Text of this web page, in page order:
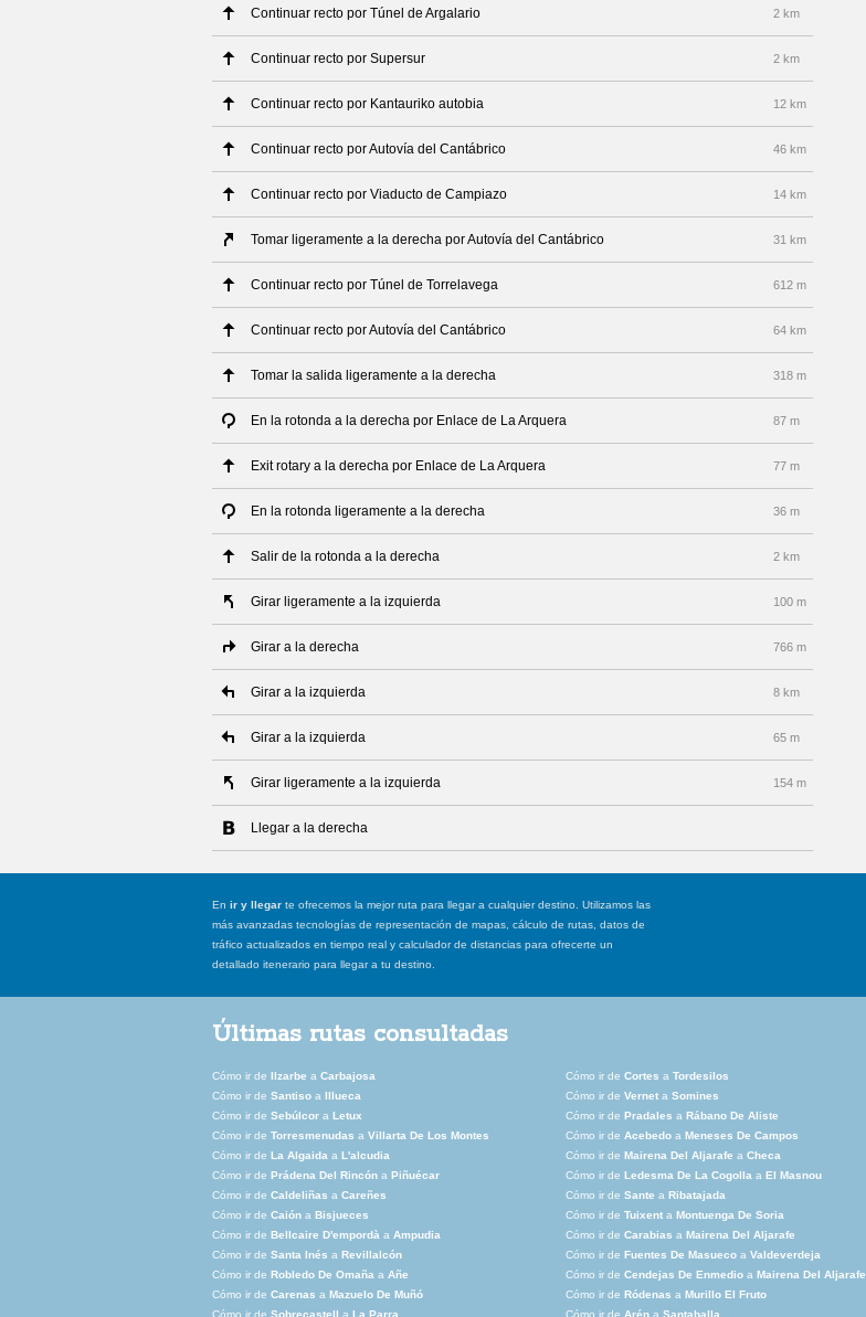
Continuar recto por Túnel de Argalario 2 km
Continuar recto por Supersur 2 km
Continuar recto por Kantauriko autobia 12 km
Continuar recto por Autovía del Cantábrico 46 km
Continuar recto por Viaducto de Campiazo 14 km
Tomar ligeramente a la derecha por Autovía del Cantábrico 31 km
Continuar recto por Túnel de Torrelavega 612 m
Continuar recto por Autovía del Cantábrico 64 km
Tomar la salida ligeramente a la derecha 318 m
En la rotonda a la derecha por Enlace de La Arquera 87 m
Exit rotary a la derecha por Enlace de La Arquera 77 m
En la rotonda ligeramente a la derecha 36 m
Salir de la rotonda a la derecha 2 km
Girar ligeramente a la izquierda 100 m
Girar a la derecha 766 m
Girar a la izquierda 8 km
Girar a la izquierda 65 m
Girar ligeramente a la izquierda 154 m
Llegar a la derecha
En ir y llegar te ofrecemos la mejor ruta para llegar a cualquier destino. Utilizamos las
más avanzadas tecnologías de representación de mapas, cálculo de rutas, datos de
tráfico actualizados en tiempo real y calculador de distancias para ofrecerte un
detallado itenerario para llegar a tu destino.
Últimas rutas consultadas
Cómo ir de Ilzarbe a Carbajosa Cómo ir de Cortes a Tordesilos
Cómo ir de Santiso a Illueca Cómo ir de Vernet a Somines
Cómo ir de Sebúlcor a Letux Cómo ir de Pradales a Rábano De Aliste
Cómo ir de Torresmenudas a Villarta De Los Montes Cómo ir de Acebedo a Meneses De Campos
Cómo ir de La Algaida a L'alcudia Cómo ir de Mairena Del Aljarafe a Checa
Cómo ir de Prádena Del Rincón a Piñuécar Cómo ir de Ledesma De La Cogolla a El Masnou
Cómo ir de Caldeliñas a Careñes Cómo ir de Sante a Ribatajada
Cómo ir de Caión a Bisjueces Cómo ir de Tuixent a Montuenga De Soria
Cómo ir de Bellcaire D'empordà a Ampudia Cómo ir de Carabias a Mairena Del Aljarafe
Cómo ir de Santa Inés a Revillalcón Cómo ir de Fuentes De Masueco a Valdeverdeja
Cómo ir de Robledo De Omaña a Añe Cómo ir de Cendejas De Enmedio a Mairena Del Aljarafe
Cómo ir de Carenas a Mazuelo De Muñó Cómo ir de Ródenas a Murillo El Fruto